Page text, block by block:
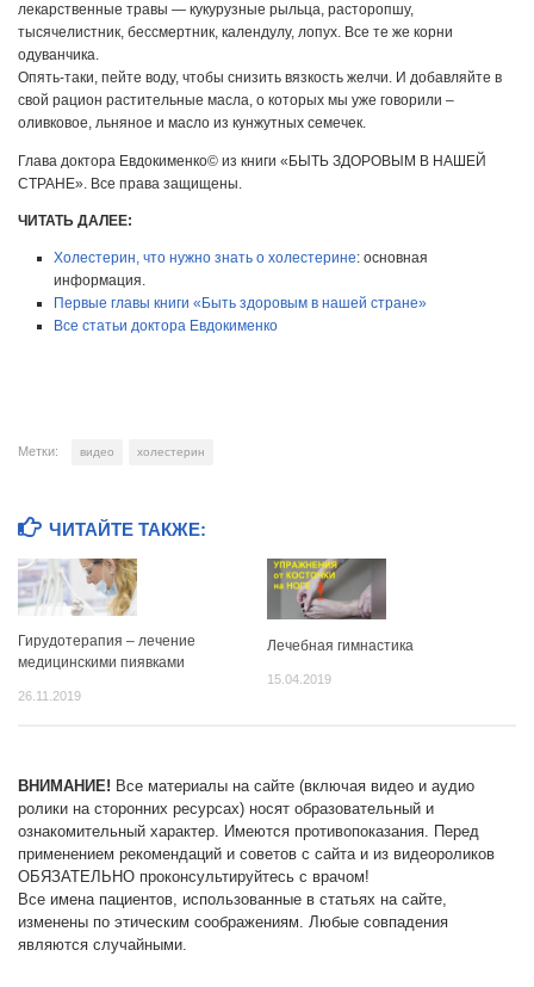
лекарственные травы — кукурузные рыльца, расторопшу,
тысячелистник, бессмертник, календулу, лопух. Все те же корни
одуванчика.
Опять-таки, пейте воду, чтобы снизить вязкость желчи. И добавляйте в
свой рацион растительные масла, о которых мы уже говорили –
оливковое, льняное и масло из кунжутных семечек.
Глава доктора Евдокименко© из книги «БЫТЬ ЗДОРОВЫМ В НАШЕЙ
СТРАНЕ». Все права защищены.
ЧИТАТЬ ДАЛЕЕ:
Холестерин, что нужно знать о холестерине: основная
информация.
Первые главы книги «Быть здоровым в нашей стране»
Все статьи доктора Евдокименко
Метки: видео холестерин
ЧИТАЙТЕ ТАКЖЕ:
Гирудотерапия – лечение
медицинскими пиявками
26.11.2019
Лечебная гимнастика
15.04.2019
ВНИМАНИЕ! Все материалы на сайте (включая видео и аудио
ролики на сторонних ресурсах) носят образовательный и
ознакомительный характер. Имеются противопоказания. Перед
применением рекомендаций и советов с сайта и из видеороликов
ОБЯЗАТЕЛЬНО проконсультируйтесь с врачом!
Все имена пациентов, использованные в статьях на сайте,
изменены по этическим соображениям. Любые совпадения
являются случайными.